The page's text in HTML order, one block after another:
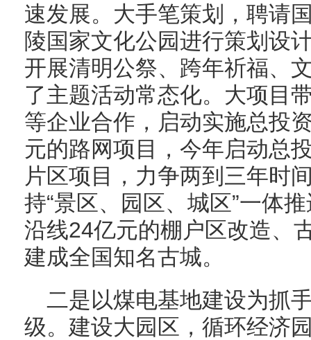
速发展。大手笔策划，聘请
陵国家文化公园进行策划设
开展清明公祭、跨年祈福、
了主题活动常态化。大项目
等企业合作，启动实施总投
元的路网项目，今年启动总
片区项目，力争两到三年时
持“景区、园区、城区”一体
沿线24亿元的棚户区改造、
建成全国知名古城。
二是以煤电基地建设为抓
级。建设大园区，循环经济